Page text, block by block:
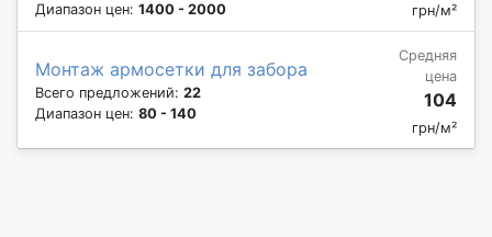
Диапазон цен: 1400 - 2000 грн/м²
Монтаж армосетки для забора
Всего предложений: 22
Диапазон цен: 80 - 140
Средняя
цена
104
грн/м²